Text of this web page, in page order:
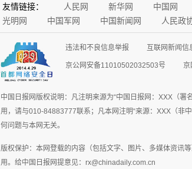
友情链接： 人民网 新华网 中国网
光明网
中国军网 中国新闻网 人民政
违法和不良信息举报 互联网新闻
京公网安备11010502032503号 京
中国日报网版权说明：凡注明来源为“中国日报网：XXX（
用，请与010-84883777联系；凡本网注明“来源：XXX（非
何问题与本网无关。
版权保护：本网登载的内容（包括文字、图片、多媒体资讯
用。给中国日报网提意见：rx@chinadaily.com.cn